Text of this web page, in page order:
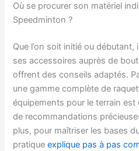
Où se procurer son matériel
Speedminton ?
Que l’on soit initié ou
ses accessoires auprès de
offrent des conseils adaptés.
une gamme complète de
équipements pour le terrain
de recommandations
plus, pour maîtriser les bases
pratiqueexplique pas à pas